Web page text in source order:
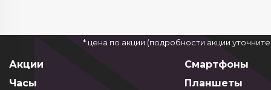
* цена по акции (подробности акции
Акции
Смартфоны
Часы
Планшеты